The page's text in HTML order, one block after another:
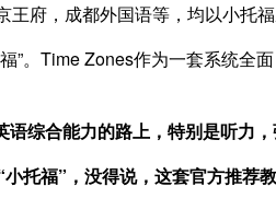
府，成都外国语等，均以小托福
”。Time Zones作为一套系统全
综合能力的路上，特别是听力，
托福”，没得说，这套官方推荐